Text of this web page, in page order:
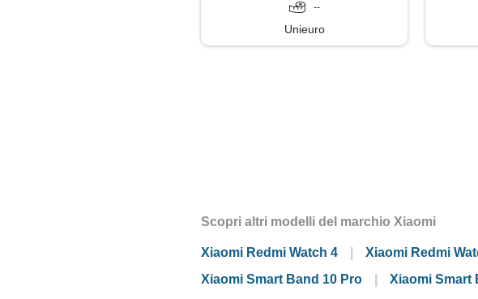
--
Unieuro
Scopri altri modelli del marchio Xiaomi
Xiaomi Redmi Watch 4 Xiaomi Redmi
Xiaomi Smart Band 10 Pro
Xiaomi Smart